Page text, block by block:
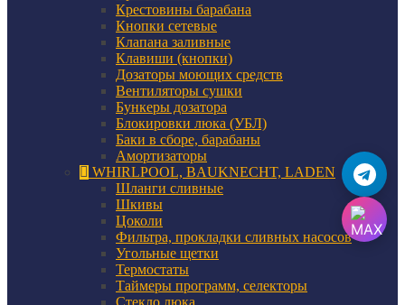
Крестовины барабана
Кнопки сетевые
Клапана заливные
Клавиши (кнопки)
Дозаторы моющих средств
Вентиляторы сушки
Бункеры дозатора
Блокировки люка (УБЛ)
Баки в сборе, барабаны
Амортизаторы
WHIRLPOOL, BAUKNECHT, LADEN
Шланги сливные
Шкивы
Цоколи
Фильтра, прокладки сливных насосов
Угольные щетки
Термостаты
Таймеры программ, селекторы
Стекло люка